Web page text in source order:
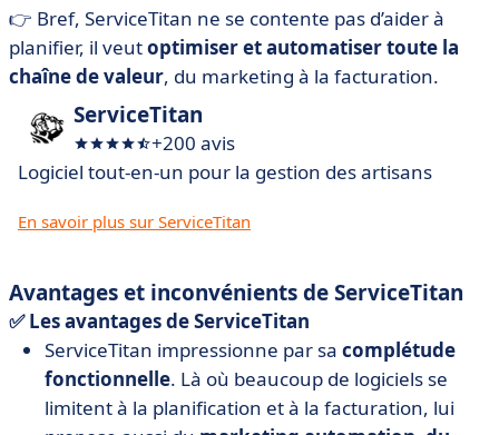
👉 Bref, ServiceTitan ne se contente pas d’aider à
planifier, il veutoptimiser et automatiser toute la
chaîne de valeur, du marketing à la facturation.
ServiceTitan
+200 avis
Logiciel tout-en-un pour la gestion des artisans
En savoir plus sur ServiceTitan
Avantages et inconvénients de ServiceTitan
✅ Les avantages de ServiceTitan
ServiceTitan impressionne par sa complétude
fonctionnelle. Là où beaucoup de logiciels se
limitent à la planification et à la facturation, lui